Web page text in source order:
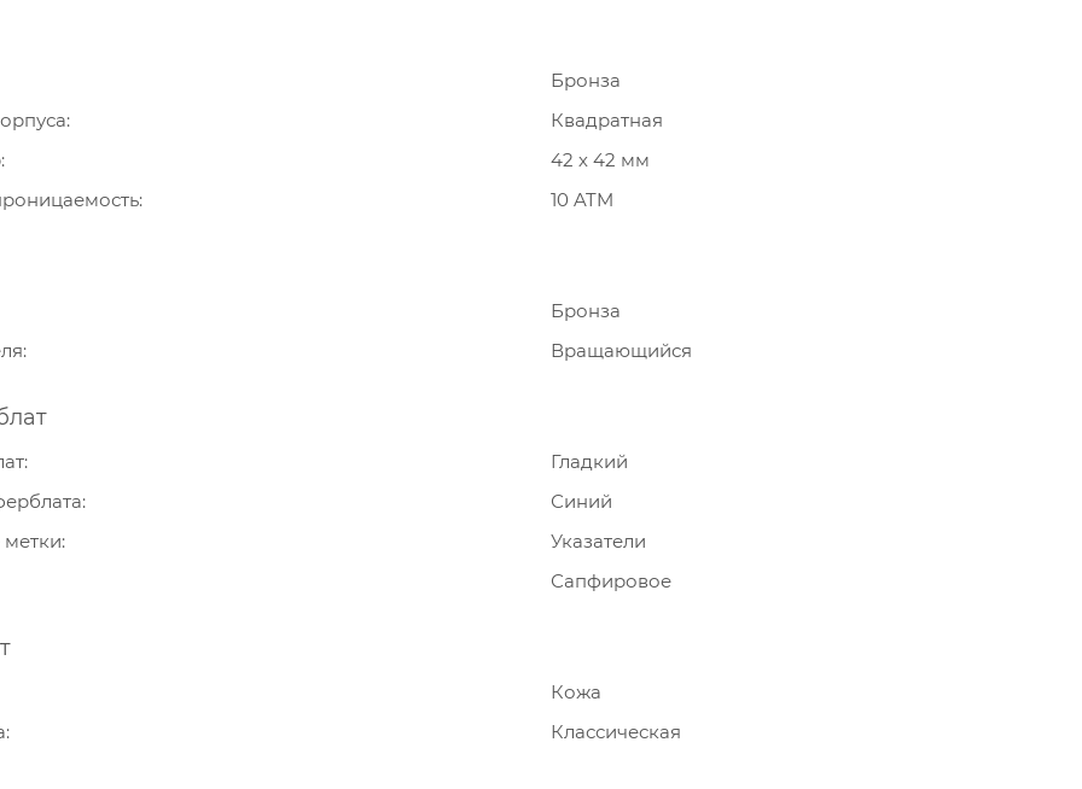
Бронза
Квадратная
42 х 42 мм
10 ATM
Бронза
Вращающийся
Гладкий
Синий
Указатели
Сапфировое
Кожа
Классическая